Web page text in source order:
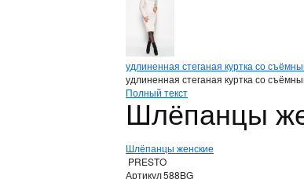
удлиненная стеганая куртка со
удлиненная стеганая куртка со
Полный текст
Шлёпанцы
Шлёпанцы женские
PRESTO
Артикул588BG